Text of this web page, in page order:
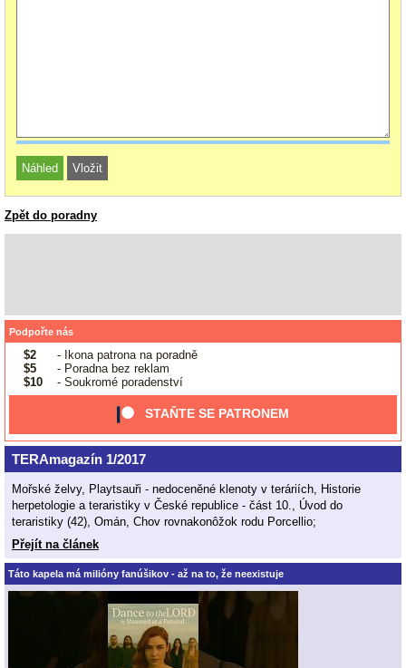
Zpět do poradny
Podpořte nás
$2
- Ikona patrona na poradně
$5
- Poradna bez reklam
$10
- Soukromé poradenství
STAŇTE SE PATRONEM
TERAmagazín 1/2017
Mořské želvy, Playtsauři - nedoceněné klenoty v teráriích, Historie
herpetologie a teraristiky v České republice - část 10., Úvod do
teraristiky (42), Omán, Chov rovnakonôžok rodu Porcellio;
Přejít na článek
Táto kapela má milióny fanúšikov - až na to, že neexistuje